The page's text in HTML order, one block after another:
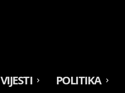
VIJESTI POLITIKA